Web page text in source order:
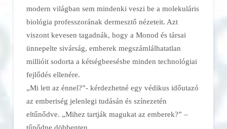
modern világban sem mindenki veszi be a molekuláris
biológia professzorának dermesztő nézeteit. Azt
viszont kevesen tagadnák, hogy a Monod és társai
ünnepelte sivárság, emberek megszámlálhatatlan
millióit sodorta a kétségbeesésbe minden technológiai
fejlődés ellenére.
„Mi lett az énnel?”- kérdezhetné egy védikus időutazó
az emberiség jelenlegi tudásán és színezetén
eltűnődve. „Mihez tartják magukat az emberek?” –
tűnődne döbbenten.